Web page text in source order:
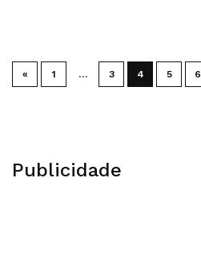
« 1 … 3 4 5 6
Publicidade